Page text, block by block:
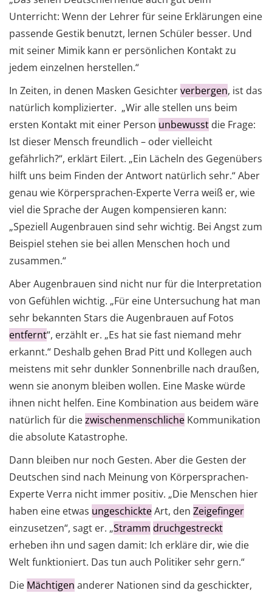
Unterricht: Wenn der Lehrer für seine Erklärungen eine
passende Gestik benutzt, lernen Schüler besser. Und
mit seiner Mimik kann er persönlichen Kontakt zu
jedem einzelnen herstellen.“
In Zeiten, in denen Masken Gesichterverbergen, ist das
natürlich komplizierter. „Wir alle stellen uns beim
ersten Kontakt mit einer Person unbewusst die Frage:
Ist dieser Mensch freundlich – oder vielleicht
gefährlich?“, erklärt Eilert. „Ein Lächeln des Gegenübers
hilft uns beim Finden der Antwort natürlich sehr.“ Aber
genau wie Körpersprachen-Experte Verra weiß er, wie
viel die Sprache der Augen kompensieren kann:
„Speziell Augenbrauen sind sehr wichtig. Bei Angst zum
Beispiel stehen sie bei allen Menschen hoch und
zusammen.“
Aber Augenbrauen sind nicht nur für die Interpretation
von Gefühlen wichtig. „Für eine Untersuchung hat man
sehr bekannten Stars die Augenbrauen auf Fotos
entfernt“, erzählt er. „Es hat sie fast niemand mehr
erkannt.“ Deshalb gehen Brad Pitt und Kollegen auch
meistens mit sehr dunkler Sonnenbrille nach draußen,
wenn sie anonym bleiben wollen. Eine Maske würde
ihnen nicht helfen. Eine Kombination aus beidem wäre
natürlich für diezwischenmenschliche Kommunikation
die absolute Katastrophe.
Dann bleiben nur noch Gesten. Aber die Gesten der
Deutschen sind nach Meinung von Körpersprachen-
Experte Verra nicht immer positiv. „Die Menschen hier
haben eine etwas ungeschickteArt, den Zeigefinger
einzusetzen“, sagt er. „Stramm druchgestreckt
erheben ihn und sagen damit: Ich erkläre dir, wie die
Welt funktioniert. Das tun auch Politiker sehr gern.“
Die Mächtigen anderer Nationen sind da geschickter,